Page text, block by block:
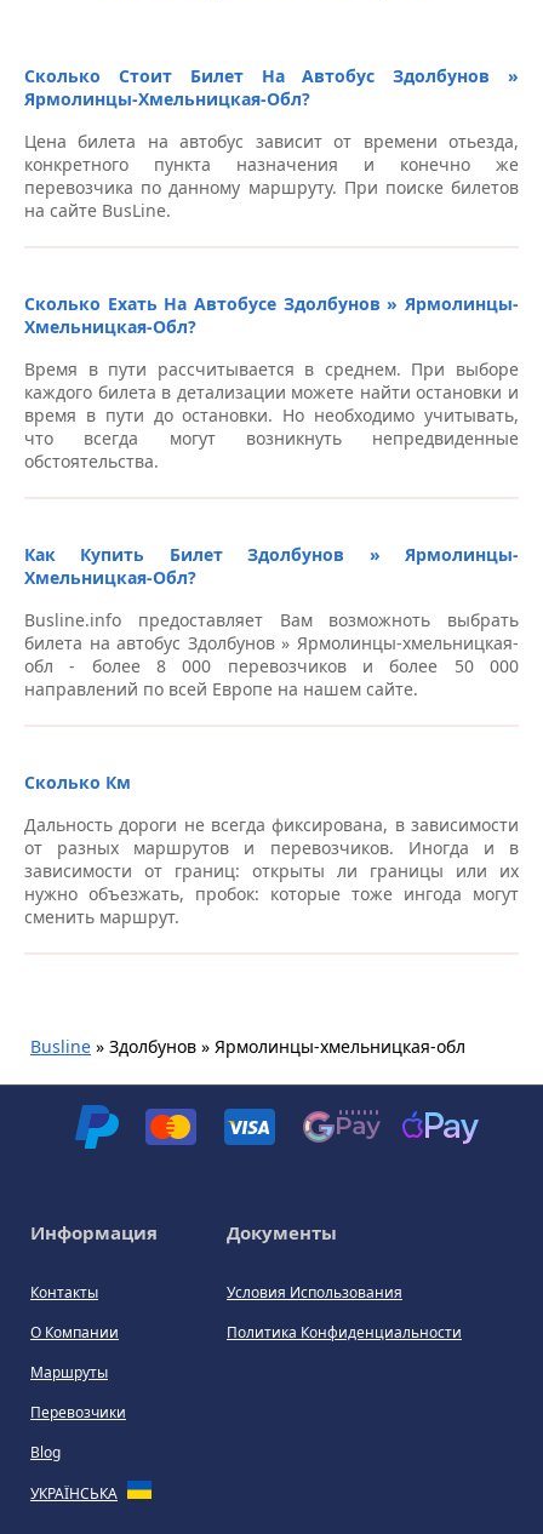
Сколько Стоит Билет На Автобус Здолбунов »
Ярмолинцы-Хмельницкая-Обл?
Цена билета на автобус зависит от времени отьезда,
конкретного пункта назначения и конечно же
перевозчика по данному маршруту. При поиске билетов
на сайте BusLine.
Сколько Ехать На Автобусе Здолбунов » Ярмолинцы-
Хмельницкая-Обл?
Время в пути рассчитывается в среднем. При выборе
каждого билета в детализации можете найти остановки и
время в пути до остановки. Но необходимо учитывать,
что всегда могут возникнуть непредвиденные
обстоятельства.
Как Купить Билет Здолбунов » Ярмолинцы-
Хмельницкая-Обл?
Busline.info предоставляет Вам возможноть выбрать
билета на автобус Здолбунов » Ярмолинцы-хмельницкая-
обл - более 8 000 перевозчиков и более 50 000
направлений по всей Европе на нашем сайте.
Сколько Км
Дальность дороги не всегда фиксирована, в зависимости
от разных маршрутов и перевозчиков. Иногда и в
зависимости от границ: открыты ли границы или их
нужно объезжать, пробок: которые тоже ингода могут
сменить маршрут.
Busline » Здолбунов » Ярмолинцы-хмельницкая-обл
Информация
Контакты
О Компании
Маршруты
Перевозчики
Blog
УКРАЇНСЬКА
Документы
Условия Использования
Политика Конфиденциальности